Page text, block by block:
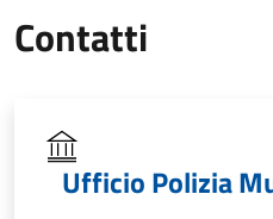
Contatti
Ufficio Polizia